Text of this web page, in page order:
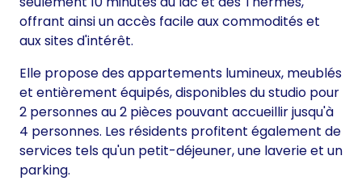
offrant ainsi un accès facile aux commodités et
aux sites d'intérêt.
Elle propose des appartements lumineux, meublés
et entièrement équipés, disponibles du studio pour
2 personnes au 2 pièces pouvant accueillir jusqu'à
4 personnes. Les résidents profitent également de
services tels qu'un petit-déjeuner, une laverie et un
parking.